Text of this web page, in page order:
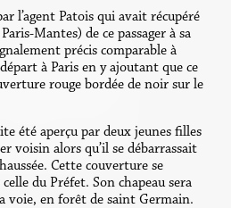
l’agent Patois qui avait récupéré
Mantes) de ce passager à sa
précis comparable à
à Paris en y ajoutant que ce
rouge bordée de noir sur le
été aperçu par deux jeunes filles
voisin alors qu’il se débarrassait
Cette couverture se
du Préfet. Son chapeau sera
voie, en forêt de saint Germain.